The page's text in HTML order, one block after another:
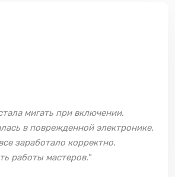
мигать при включении.
в поврежденной электронике.
заработало корректно.
работы мастеров."